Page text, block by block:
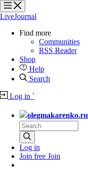
?
?
?
?
LiveJournal
Find more
Communities
RSS Reader
Shop
Help
Search
Log in `
olegmakarenko.ru
Log in
Join free Join